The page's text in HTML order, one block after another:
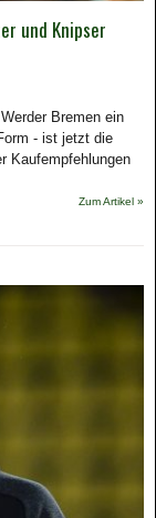
und Knipser
Bremen ein
- ist jetzt die
Kaufempfehlungen
Zum Artikel »